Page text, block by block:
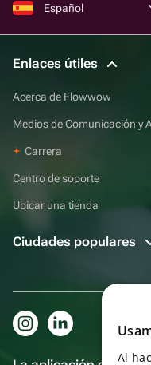
Español
Enlaces útiles
Acerca de Flowwow
Medios de Comunicación y
Carrera
Centro de soporte
Ubicar una tienda
Ciudades populares
Al